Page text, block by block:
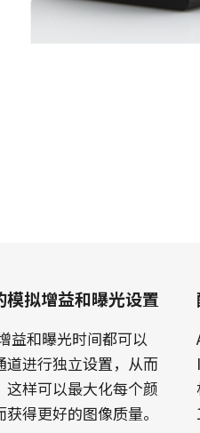
拟增益和曝光设置
益和曝光时间都可以
道进行独立设置，从而
样可以最大化每个颜
得更好的图像质量。